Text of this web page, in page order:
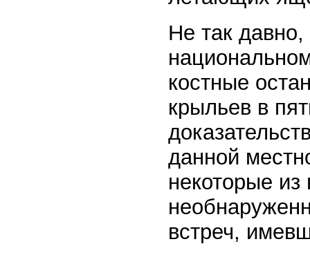
Не так
костные
крыльев в
данной
некоторые из
встреч,